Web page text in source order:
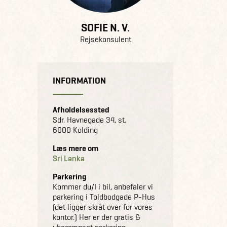
SOFIE N. V.
Rejsekonsulent
INFORMATION
Afholdelsessted
Sdr. Havnegade 34, st.
6000 Kolding
Læs mere om
Sri Lanka
Parkering
Kommer du/I i bil, anbefaler vi
parkering i Toldbodgade P-Hus
(det ligger skråt over for vores
kontor.) Her er der gratis &